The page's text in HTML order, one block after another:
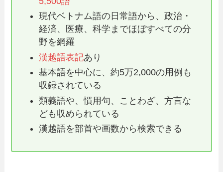
現代ベトナム語の日常語から、政治・
経済、医療、科学までほぼすべての分
野を網羅
漢越語表記あり
基本語を中心に、約5万2,000の用例も
収録されている
類義語や、慣用句、ことわざ、方言な
ども収められている
漢越語を部首や画数から検索できる